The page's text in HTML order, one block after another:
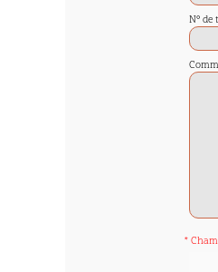
N°
*